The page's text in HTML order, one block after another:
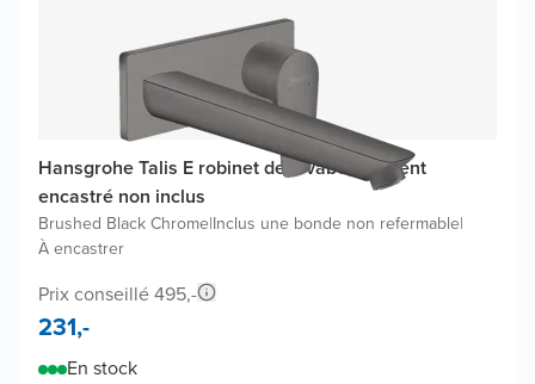
Hansgrohe Talis E robinet de lavabo, élément
encastré non inclus
Brushed Black Chrome|Inclus une bonde non refermable|
À encastrer
Prix conseillé 495,-
231,-
En stock